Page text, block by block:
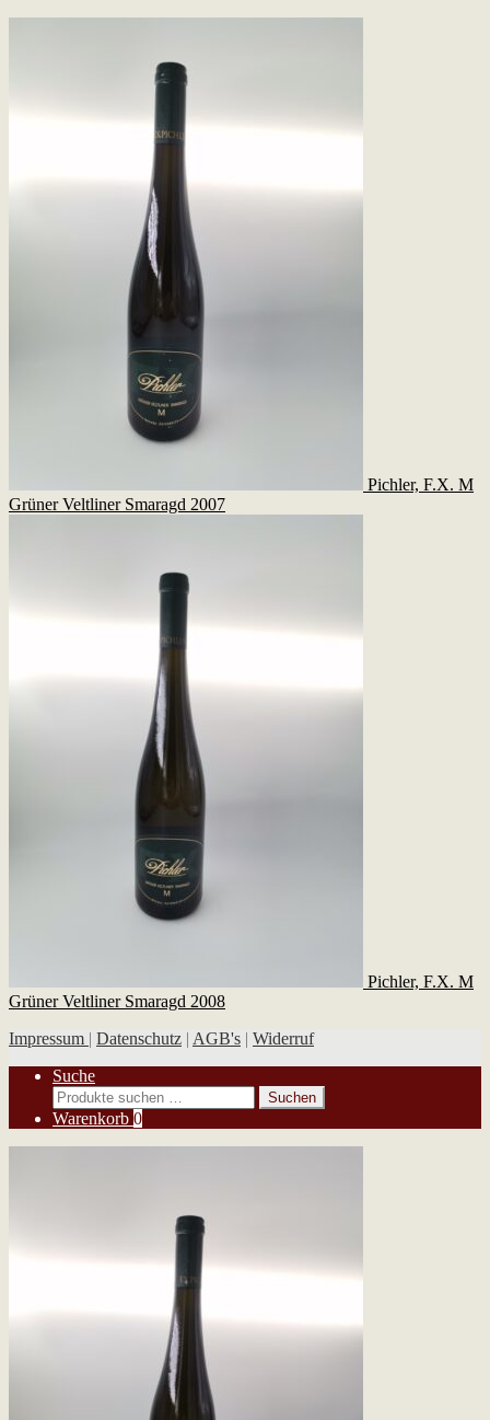
Pichler, F.X. M
Grüner Veltliner Smaragd 2007
Pichler, F.X. M
Grüner Veltliner Smaragd 2008
Impressum | Datenschutz | AGB's | Widerruf
Suche
Suchen
nach:
Suchen
Warenkorb 0